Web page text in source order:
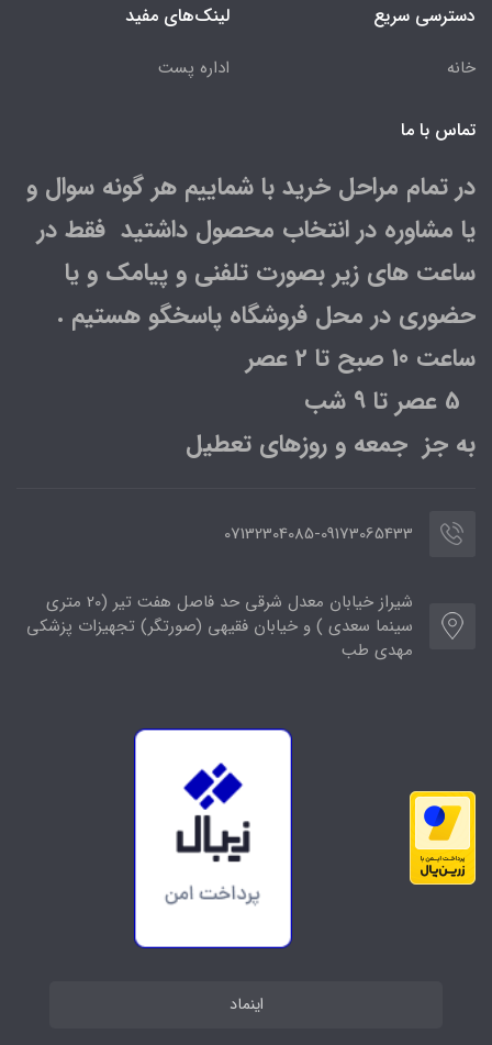
دسترسی سریع
خانه
لینک‌های مفید
اداره پست
تماس با ما
در تمام مراحل خرید با شماییم هر گونه سوال و
یا مشاوره در انتخاب محصول داشتید فقط در
ساعت های زیر بصورت تلفنی و پیامک و یا
حضوری در محل فروشگاه پاسخگو هستیم .
ساعت 10 صبح تا 2 عصر
به جز جمعه و روزهای تعطیل
07132304085-09173065433
شیراز خیابان معدل شرقی حد فاصل هفت تیر (20 متری
سینما سعدی ) و خیابان فقیهی (صورتگر) تجهیزات پزشکی
مهدی طب
اینماد